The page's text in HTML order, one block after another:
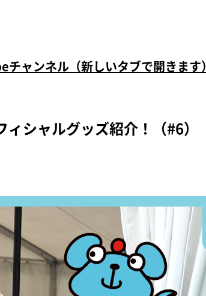
ャンネル（新しいタブで開きます）
シャルグッズ紹介！（#6）